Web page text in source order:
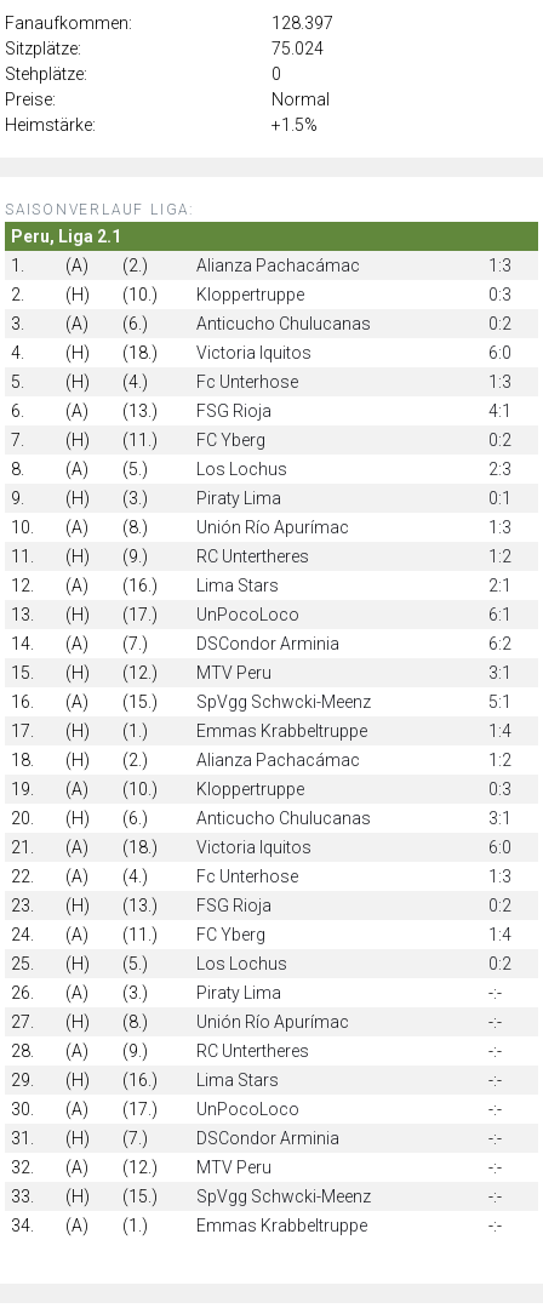
Fanaufkommen:
128.397
Sitzplätze:
75.024
Stehplätze:
0
Preise:
Normal
Heimstärke:
+1.5%
SAISONVERLAUF LIGA:
Peru, Liga 2.1
1.
(A) (2.) Alianza Pachacámac
1:3
2.
(H) (10.) Kloppertruppe
0:3
3.
(A) (6.) Anticucho Chulucanas
0:2
4.
(H) (18.) Victoria Iquitos
6:0
5.
(H) (4.) Fc Unterhose
1:3
6.
(A) (13.) FSG Rioja
4:1
7.
(H) (11.) FC Yberg
0:2
8.
(A) (5.) Los Lochus
2:3
9.
(H) (3.) Piraty Lima
0:1
10.
(A) (8.) Unión Río Apurímac
1:3
11.
(H) (9.) RC Untertheres
1:2
12.
(A) (16.) Lima Stars
2:1
13.
(H) (17.) UnPocoLoco
6:1
14.
(A) (7.) DSCondor Arminia
6:2
15.
(H) (12.) MTV Peru
3:1
16.
(A) (15.) SpVgg Schwcki-Meenz
5:1
17.
(H) (1.) Emmas Krabbeltruppe
1:4
18.
(H) (2.) Alianza Pachacámac
1:2
19.
(A) (10.) Kloppertruppe
0:3
20.
(H) (6.) Anticucho Chulucanas
3:1
21.
(A) (18.) Victoria Iquitos
6:0
22.
(A) (4.) Fc Unterhose
1:3
23.
(H) (13.) FSG Rioja
0:2
24.
(A) (11.) FC Yberg
1:4
25.
(H) (5.) Los Lochus
0:2
26.
(A) (3.) Piraty Lima
-:-
27.
(H) (8.) Unión Río Apurímac
-:-
28.
(A) (9.) RC Untertheres
-:-
29.
(H) (16.) Lima Stars
-:-
30.
(A) (17.) UnPocoLoco
-:-
31.
(H) (7.) DSCondor Arminia
-:-
32.
(A) (12.) MTV Peru
-:-
33.
(H) (15.) SpVgg Schwcki-Meenz
-:-
34.
(A) (1.) Emmas Krabbeltruppe -:-